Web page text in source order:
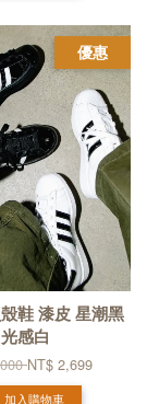
優惠
鞋 漆皮 星潮黑
光感白
NT$ 2,699
加入購物車